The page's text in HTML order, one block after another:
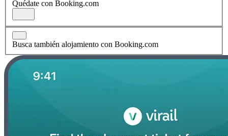
Quédate con Booking.com
Busca también alojamiento con Booking.com